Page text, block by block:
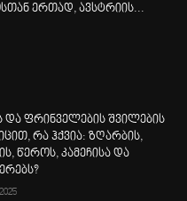
ერთად, ავსტრიის...
და ფრინველების შვილების
რა ჰქვია: ზღარბის,
წეროს, კამეჩისა და